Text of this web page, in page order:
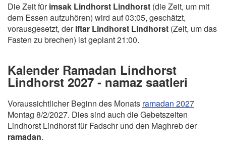
Die Zeit fürimsak Lindhorst Lindhorst (die Zeit, um mit
dem Essen aufzuhören) wird auf 03:05, geschätzt,
vorausgesetzt, derIftar Lindhorst Lindhorst (Zeit, um das
Fasten zu brechen) ist geplant 21:00.
Kalender Ramadan Lindhorst
Lindhorst 2027 - namaz saatleri
Voraussichtlicher Beginn des Monats ramadan 2027
Montag 8/2/2027. Dies sind auch die Gebetszeiten
Lindhorst Lindhorst für Fadschr und den Maghreb der
ramadan.